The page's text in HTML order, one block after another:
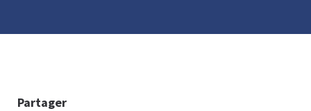
Partager